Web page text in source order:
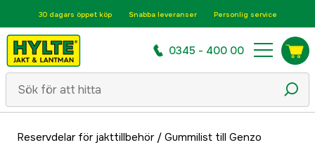
30 dagars öppet köp Snabba leveranser Personlig service
0345 - 400 00
Reservdelar för jakttillbehör/ Gummilist till Genzo